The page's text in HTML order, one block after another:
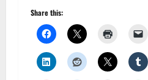
Share this: